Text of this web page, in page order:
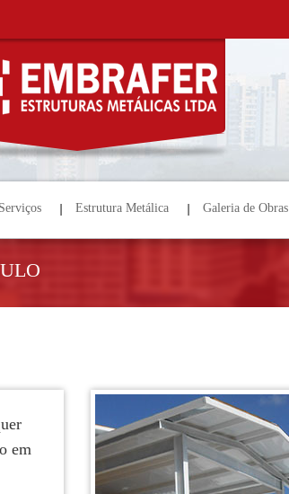
×
ORÇAMENTO